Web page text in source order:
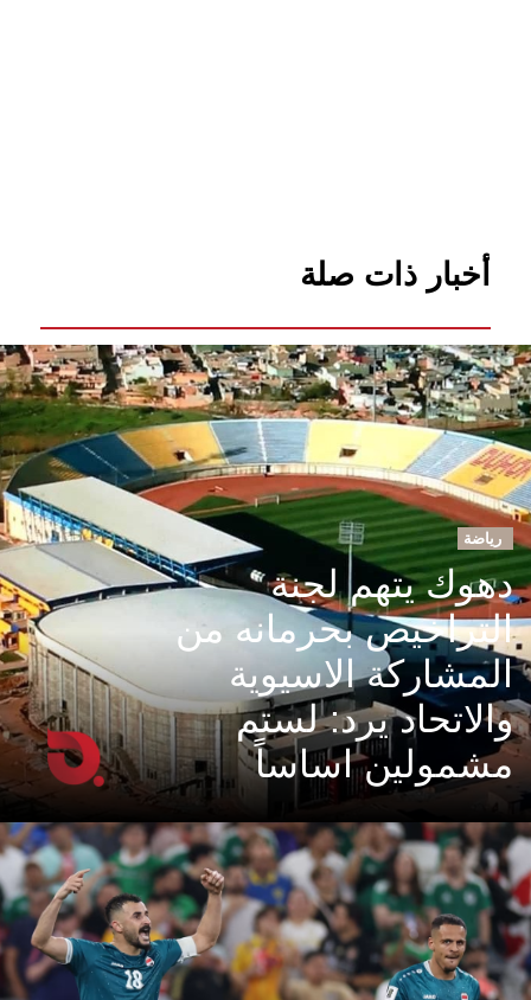
أخبار ذات صلة
رياضة
دهوك يتهم لجنة
التراخيص بحرمانه من
المشاركة الاسيوية
والاتحاد يرد: لستم
مشمولين اساساً